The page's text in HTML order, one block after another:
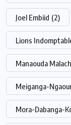
Joel Embiid (2)
Lions
Manaouda
Meiganga-
Mora-Dabanga-